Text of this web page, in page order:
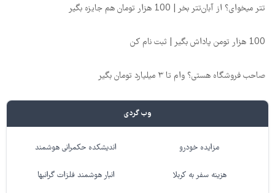
تتر میخوای؟ از آبان‌تتر بخر | 100 هزار تومان هم جایزه بگیر
100 هزار تومن پاداش بگیر | ثبت نام کن
صاحب فروشگاه هستی؟ وام تا ۳ میلیارد تومان بگیر
وب گردی
مزایده خودرو اندیشکده حکمرانی هوشمند
هزینه سفر به کربلا انبار هوشمند فلزات گرانبها